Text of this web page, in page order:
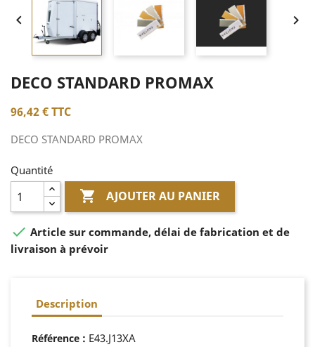
 
DECO STANDARD PROMAX
96,42 €TTC
DECO STANDARD PROMAX
Quantité
 AJOUTER AU PANIER
 Article sur commande, délai de fabrication et de
livraison à prévoir
Description
Référence : E43.J13XA